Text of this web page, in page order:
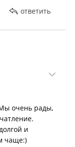
ответить
очень рады,
и
чаще:)